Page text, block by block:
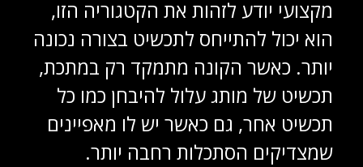
מקצועי יודע לזהות את הקטגוריה הזו,
הוא יכול להתייחס לתכשיט בצורה נכונה
יותר. כאשר הקונה מתמקד רק במתכת,
תכשיט של מותג עלול להיבחן כמו כל
תכשיט אחר, גם כאשר יש לו מאפיינים
שמצדיקים הסתכלות רחבה יותר.